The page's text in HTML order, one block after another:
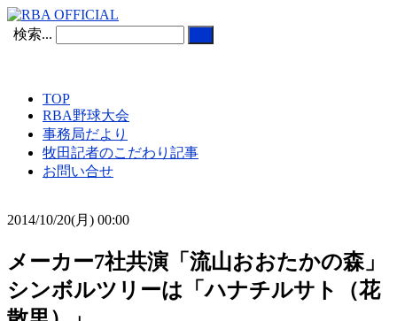
検索...
TOP
RBA野球大会
事務局だより
牧田記者のこだわり記事
お問い合せ
2014/10/20(月) 00:00
メーカー7社共演「流山おおたかの森」
シンボルツリーは「ハナチルサト（花